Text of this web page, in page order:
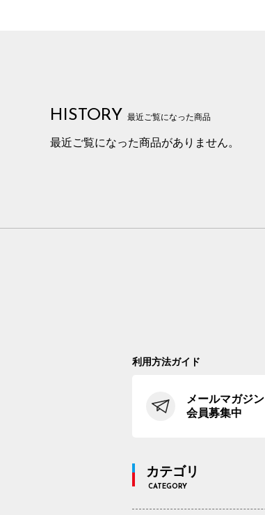
HISTORY 最近ご覧になった商品
最近ご覧になった商品がありません。
利用方法ガイド
メールマガジン
会員募集中
カテゴリ
CATEGORY